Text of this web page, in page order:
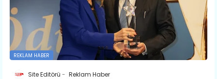
REKLAM HABER
Site Editörü Reklam Haber